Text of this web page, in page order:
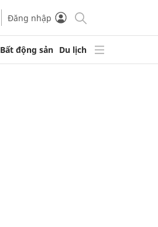
Đăng nhập
Bất động sản Du lịch